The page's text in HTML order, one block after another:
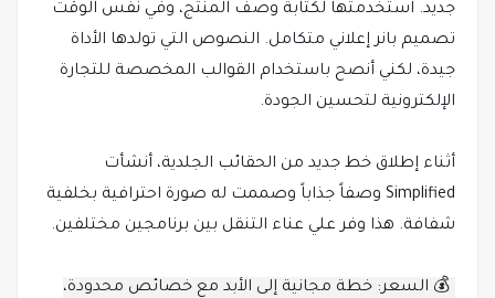
جديد. استخدمتها لكتابة وصف المنتج، وفي نفس الوقت
تصميم بانر إعلاني متكامل. النصوص التي تولدها الأداة
جيدة، لكني أنصح باستخدام القوالب المخصصة للتجارة
الإلكترونية لتحسين الجودة.
أثناء إطلاق خط جديد من الحقائب الجلدية، أنشأت
Simplified وصفاً جذاباً وصممت له صورة احترافية بخلفية
شفافة. هذا وفر علي عناء التنقل بين برنامجين مختلفين.
💰 السعر: خطة مجانية إلى الأبد مع خصائص محدودة،